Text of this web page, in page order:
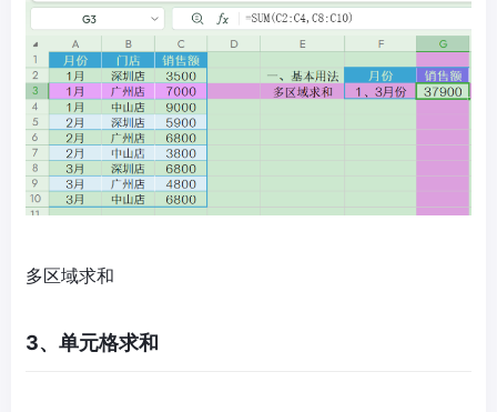
多区域求和
3、单元格求和